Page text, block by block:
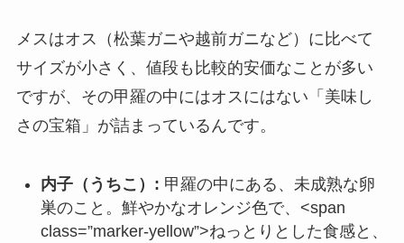
メスはオス（松葉ガニや越前ガニなど）に比べて
サイズが小さく、値段も比較的安価なことが多い
ですが、その甲羅の中にはオスにはない「美味し
さの宝箱」が詰まっているんです。
内子（うちこ）: 甲羅の中にある、未成熟な卵
巣のこと。鮮やかなオレンジ色で、<span
class=”marker-yellow”>ねっとりとした食感と、